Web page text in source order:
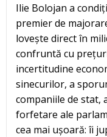
Ilie Bolojan a
premier de
lovește direct în
confruntă cu
incertitudine
sinecurilor, a
companiile de stat,
forfetare ale
cea mai ușoară: îi